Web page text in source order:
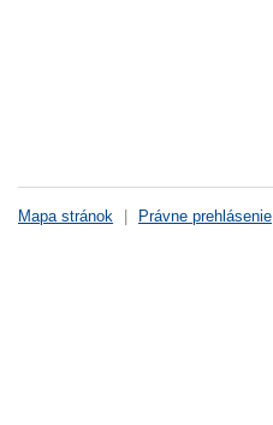
Mapa stránok | Právne prehlásenie